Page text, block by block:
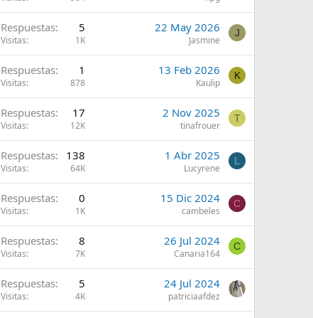
Respuestas 5
Visitas 1K
22 May 2026
Jasmine
J
Respuestas 1
Visitas 878
13 Feb 2026
Kaulip
K
Respuestas 17
Visitas 12K
2 Nov 2025
tinafrouer
T
Respuestas 138
Visitas 64K
1 Abr 2025
Lucyrene
L
Respuestas 0
Visitas 1K
15 Dic 2024
cambeles
C
Respuestas 8
Visitas 7K
26 Jul 2024
Canaria164
C
Respuestas 5
Visitas 4K
24 Jul 2024
patriciaafdez